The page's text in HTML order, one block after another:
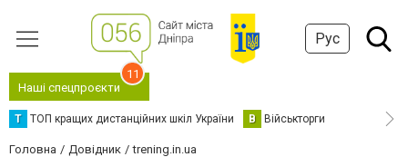
Рус
Наші спецпроєкти
11
Т ТОП кращих дистанційних шкіл України В Військторги
Головна Довідник trening.in.ua